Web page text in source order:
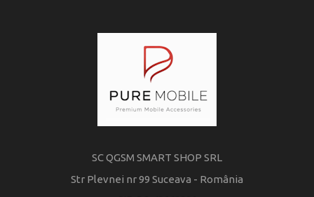
SC QGSM SMART SHOP SRL
Str Plevnei nr 99 Suceava - România